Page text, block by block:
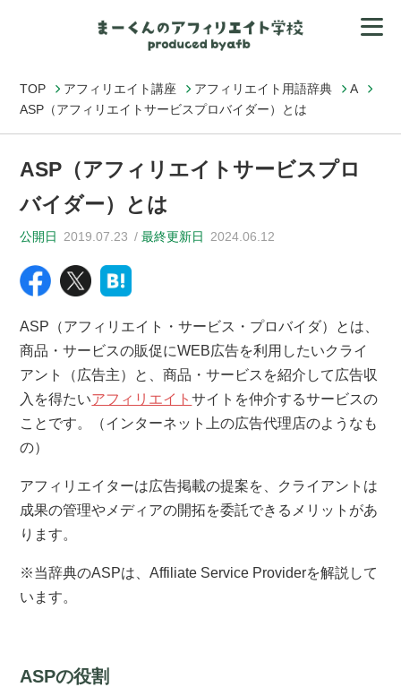
TOP アフィリエイト講座 アフィリエイト用語辞典
A
ASP（アフィリエイトサービスプロバイダー）とは
ASP（アフィリエイトサービスプロ
バイダー）とは
公開日 2019.07.23 最終更新日 2024.06.12
ASP（アフィリエイト・サービス・プロバイダ）とは、
商品・サービスの販促にWEB広告を利用したいクライ
アント（広告主）と、商品・サービスを紹介して広告収
入を得たいアフィリエイトサイトを仲介するサービスの
ことです。（インターネット上の広告代理店のようなも
の）
アフィリエイターは広告掲載の提案を、クライアントは
成果の管理やメディアの開拓を委託できるメリットがあ
ります。
※当辞典のASPは、Affiliate Service Providerを解説して
います。
ASPの役割